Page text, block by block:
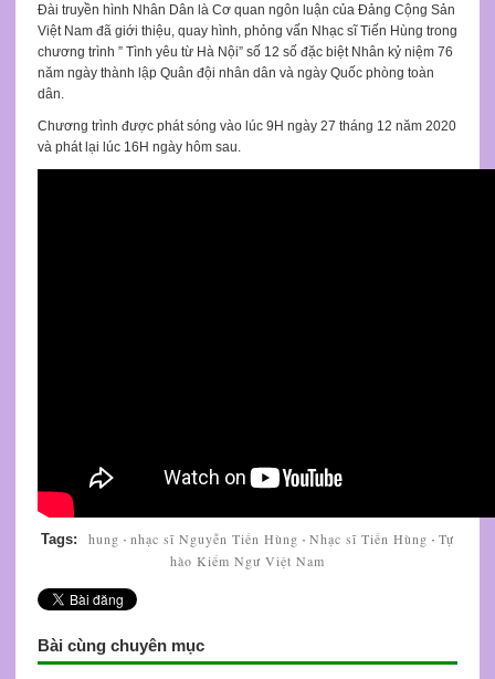
Đài truyền hình Nhân Dân là Cơ quan ngôn luận của Đảng Cộng Sản
Việt Nam đã giới thiệu, quay hình, phỏng vấn Nhạc sĩ Tiến Hùng trong
chương trình ” Tình yêu từ Hà Nội” số 12 số đặc biệt Nhân kỷ niệm 76
năm ngày thành lập Quân đội nhân dân và ngày Quốc phòng toàn
dân.
Chương trình được phát sóng vào lúc 9H ngày 27 tháng 12 năm 2020
và phát lại lúc 16H ngày hôm sau.
Tags: hung · nhạc sĩ Nguyễn Tiến Hùng · Nhạc sĩ Tiến Hùng · Tự
hào Kiểm Ngư Việt Nam
Bài cùng chuyên mục